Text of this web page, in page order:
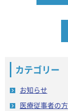
カテゴリー
お知らせ
医療従事者の